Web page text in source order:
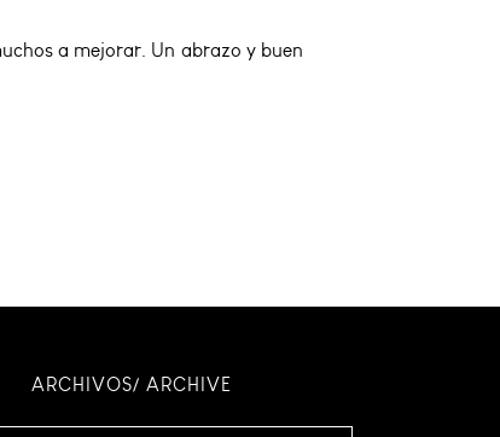
a mejorar. Un abrazo y buen
ARCHIVOS/ ARCHIVE